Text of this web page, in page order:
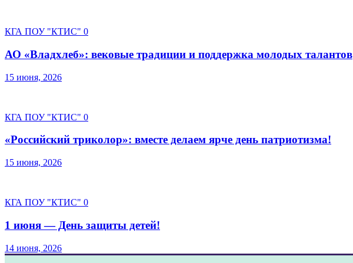
КГА ПОУ "КТИС" 0
АО «Владхлеб»: вековые традиции и поддержка молодых талантов
15 июня, 2026
КГА ПОУ "КТИС" 0
«Российский триколор»: вместе делаем ярче день патриотизма!
15 июня, 2026
КГА ПОУ "КТИС" 0
1 июня — День защиты детей!
14 июня, 2026